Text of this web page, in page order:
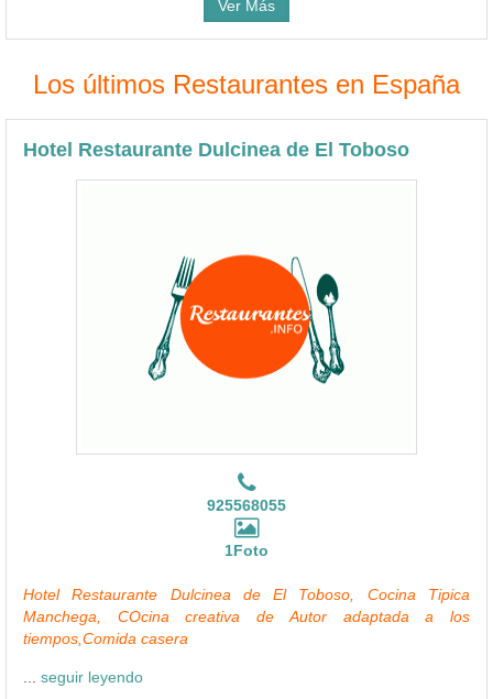
Ver Más
Los últimos Restaurantes en España
Hotel Restaurante Dulcinea de El Toboso
925568055
1Foto
Hotel Restaurante Dulcinea de El Toboso, Cocina Tipica
Manchega, COcina creativa de Autor adaptada a los
tiempos,Comida casera
seguir leyendo